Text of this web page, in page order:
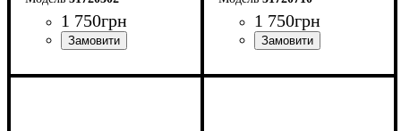
1 750грн 1 750грн